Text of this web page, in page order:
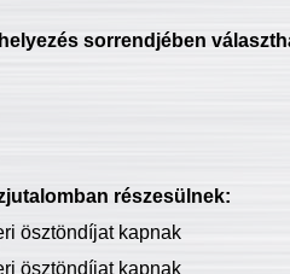
sorrendjében
részesülnek:
ösztöndíjat kapnak
ösztöndíjat kapnak